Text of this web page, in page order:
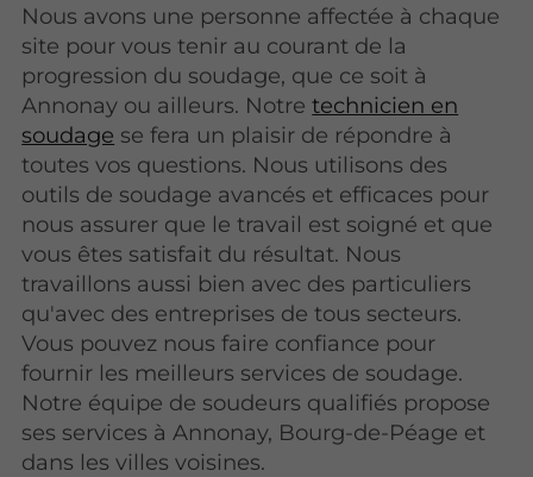
Nous avons une personne affectée à chaque
site pour vous tenir au courant de la
progression du soudage, que ce soit à
Annonay ou ailleurs. Notretechnicien en
soudage se fera un plaisir de répondre à
toutes vos questions. Nous utilisons des
outils de soudage avancés et efficaces pour
nous assurer que le travail est soigné et que
vous êtes satisfait du résultat. Nous
travaillons aussi bien avec des particuliers
qu'avec des entreprises de tous secteurs.
Vous pouvez nous faire confiance pour
fournir les meilleurs services de soudage.
Notre équipe de soudeurs qualifiés propose
ses services à Annonay, Bourg-de-Péage et
dans les villes voisines.